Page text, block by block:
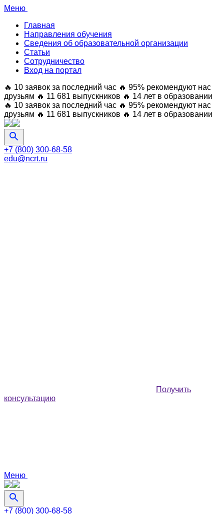
Меню
Главная
Направления обучения
Сведения об образовательной организации
Статьи
Сотрудничество
Вход на портал
🔥 10 заявок за последний час 🔥 95% рекомендуют нас
друзьям 🔥 11 681 выпускников 🔥 14 лет в образовании
🔥 10 заявок за последний час 🔥 95% рекомендуют нас
друзьям 🔥 11 681 выпускников 🔥 14 лет в образовании
+7 (800) 300-68-58
edu@ncrt.ru
Получить
консультацию
Меню
+7 (800) 300-68-58